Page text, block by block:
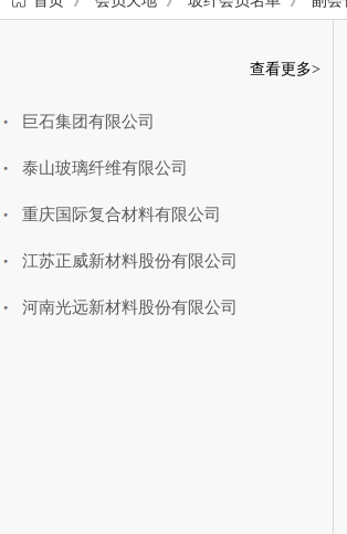
查看更多>
巨石集团有限公司
泰山玻璃纤维有限公司
重庆国际复合材料有限公司
江苏正威新材料股份有限公司
河南光远新材料股份有限公司